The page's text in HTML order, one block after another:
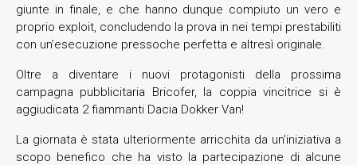
giunte in finale, e che hanno dunque compiuto un vero e
proprio exploit, concludendo la prova in nei tempi prestabiliti
con un’esecuzione pressoche perfetta e altresì originale.
Oltre a diventare i nuovi protagonisti della prossima
campagna pubblicitaria Bricofer, la coppia vincitrice si è
aggiudicata 2 fiammanti Dacia Dokker Van!
La giornata è stata ulteriormente arricchita da un’iniziativa a
scopo benefico che ha visto la partecipazione di alcune